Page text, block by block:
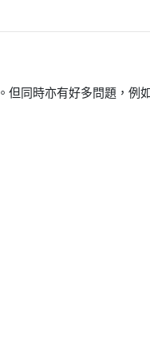
。但同時亦有好多問題，例